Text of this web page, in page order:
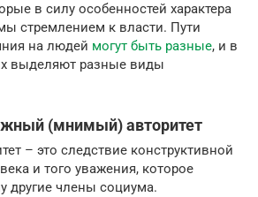
в силу особенностей характера
стремлением к власти. Пути
на людей могут быть разные, и в
выделяют разные виды
(мнимый) авторитет
– это следствие конструктивной
и того уважения, которое
другие члены социума.